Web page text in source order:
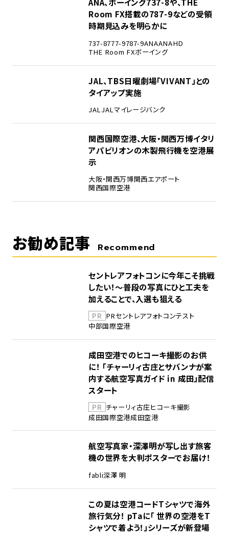
ANA、ボーイング737-8や、THE
Room FX搭載の787-9などの受領
時期見込みを明らかに
737-8777-9787-9ANAANAHD
THE Room FXボーイング
JAL、TBS日曜劇場「VIVANT」との
タイアップ実施
JALJALマイレージバンク
関西国際空港、大阪・関西万博イタリ
アパビリオンの木製飛行機を空港展
示
大阪・関西万博関西エアポート
関西国際空港
お勧め記事 Recommend
セントレアフォトコンに今年こそ挑戦
したい！～普段の写真にひと工夫を
加えることで、入選も狙える
PR PRセントレアフォトコンテスト
中部国際空港
成田空港でのヒコーキ撮影のお供
に！ 「チャーリィ古庄とサバンナが案
内する航空写真ガイド in 成田」配信
スタート
PR チャーリィ古庄ヒコーキ撮影
成田国際空港成田空港
航空写真家・深澤明が写し出す旅客
機の世界を大判ポスターでお届け！
fabli深澤 明
この夏は空港コードTシャツで海外
旅行気分！ pTaに「 世界の空港をT
シャツで着よう！」シリーズが新登場